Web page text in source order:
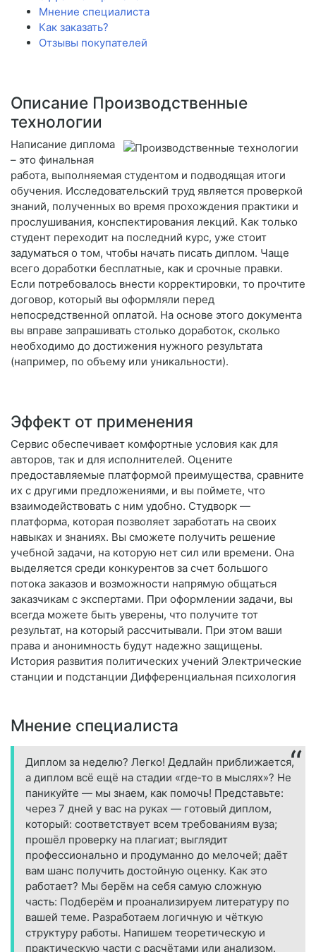
Мнение специалиста
Как заказать?
Отзывы покупателей
Описание Производственные
технологии
Написание диплома
– это финальная
работа, выполняемая студентом и подводящая итоги
обучения. Исследовательский труд является проверкой
знаний, полученных во время прохождения практики и
прослушивания, конспектирования лекций. Как только
студент переходит на последний курс, уже стоит
задуматься о том, чтобы начать писать диплом. Чаще
всего доработки бесплатные, как и срочные правки.
Если потребовалось внести корректировки, то прочтите
договор, который вы оформляли перед
непосредственной оплатой. На основе этого документа
вы вправе запрашивать столько доработок, сколько
необходимо до достижения нужного результата
(например, по объему или уникальности).
Эффект от применения
Сервис обеспечивает комфортные условия как для
авторов, так и для исполнителей. Оцените
предоставляемые платформой преимущества, сравните
их с другими предложениями, и вы поймете, что
взаимодействовать с ним удобно. Студворк —
платформа, которая позволяет заработать на своих
навыках и знаниях. Вы сможете получить решение
учебной задачи, на которую нет сил или времени. Она
выделяется среди конкурентов за счет большого
потока заказов и возможности напрямую общаться
заказчикам с экспертами. При оформлении задачи, вы
всегда можете быть уверены, что получите тот
результат, на который рассчитывали. При этом ваши
права и анонимность будут надежно защищены.
История развития политических учений Электрические
станции и подстанции Дифференциальная психология
Мнение специалиста
Диплом за неделю? Легко! Дедлайн приближается,
а диплом всё ещё на стадии «где‑то в мыслях»? Не
паникуйте — мы знаем, как помочь! Представьте:
через 7 дней у вас на руках — готовый диплом,
который: соответствует всем требованиям вуза;
прошёл проверку на плагиат; выглядит
профессионально и продуманно до мелочей; даёт
вам шанс получить достойную оценку. Как это
работает? Мы берём на себя самую сложную
часть: Подберём и проанализируем литературу по
вашей теме. Разработаем логичную и чёткую
структуру работы. Напишем теоретическую и
практическую части с расчётами или анализом.